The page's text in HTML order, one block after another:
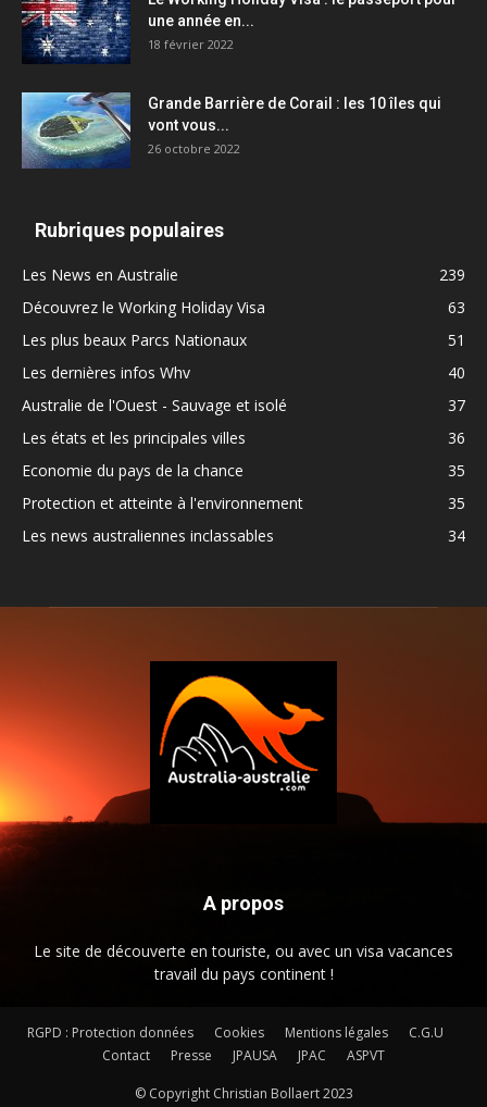
une année en...
18 février 2022
Grande Barrière de Corail : les 10 îles qui
vont vous...
26 octobre 2022
Rubriques populaires
Les News en Australie
239
Découvrez le Working Holiday Visa
63
Les plus beaux Parcs Nationaux
51
Les dernières infos Whv
40
Australie de l'Ouest - Sauvage et isolé
37
Les états et les principales villes
36
Economie du pays de la chance
35
Protection et atteinte à l'environnement
35
Les news australiennes inclassables
34
A propos
Le site de découverte en touriste, ou avec un visa vacances
travail du pays continent !
RGPD : Protection données Cookies Mentions légales
C.G.U
Contact
Presse JPAUSA JPAC ASPVT
© Copyright Christian Bollaert 2023